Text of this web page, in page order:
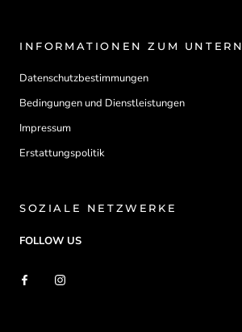
INFORMATIONEN ZUM
Datenschutzbestimmungen
Bedingungen und Dienstleistungen
Impressum
Erstattungspolitik
SOZIALE NETZWERKE
FOLLOW US